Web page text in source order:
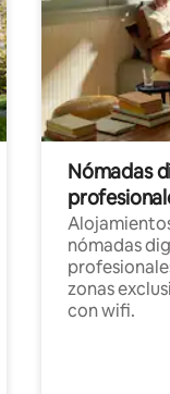
Nómadas
nómadas
zonas
con wifi.